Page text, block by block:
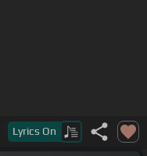
Lyrics On